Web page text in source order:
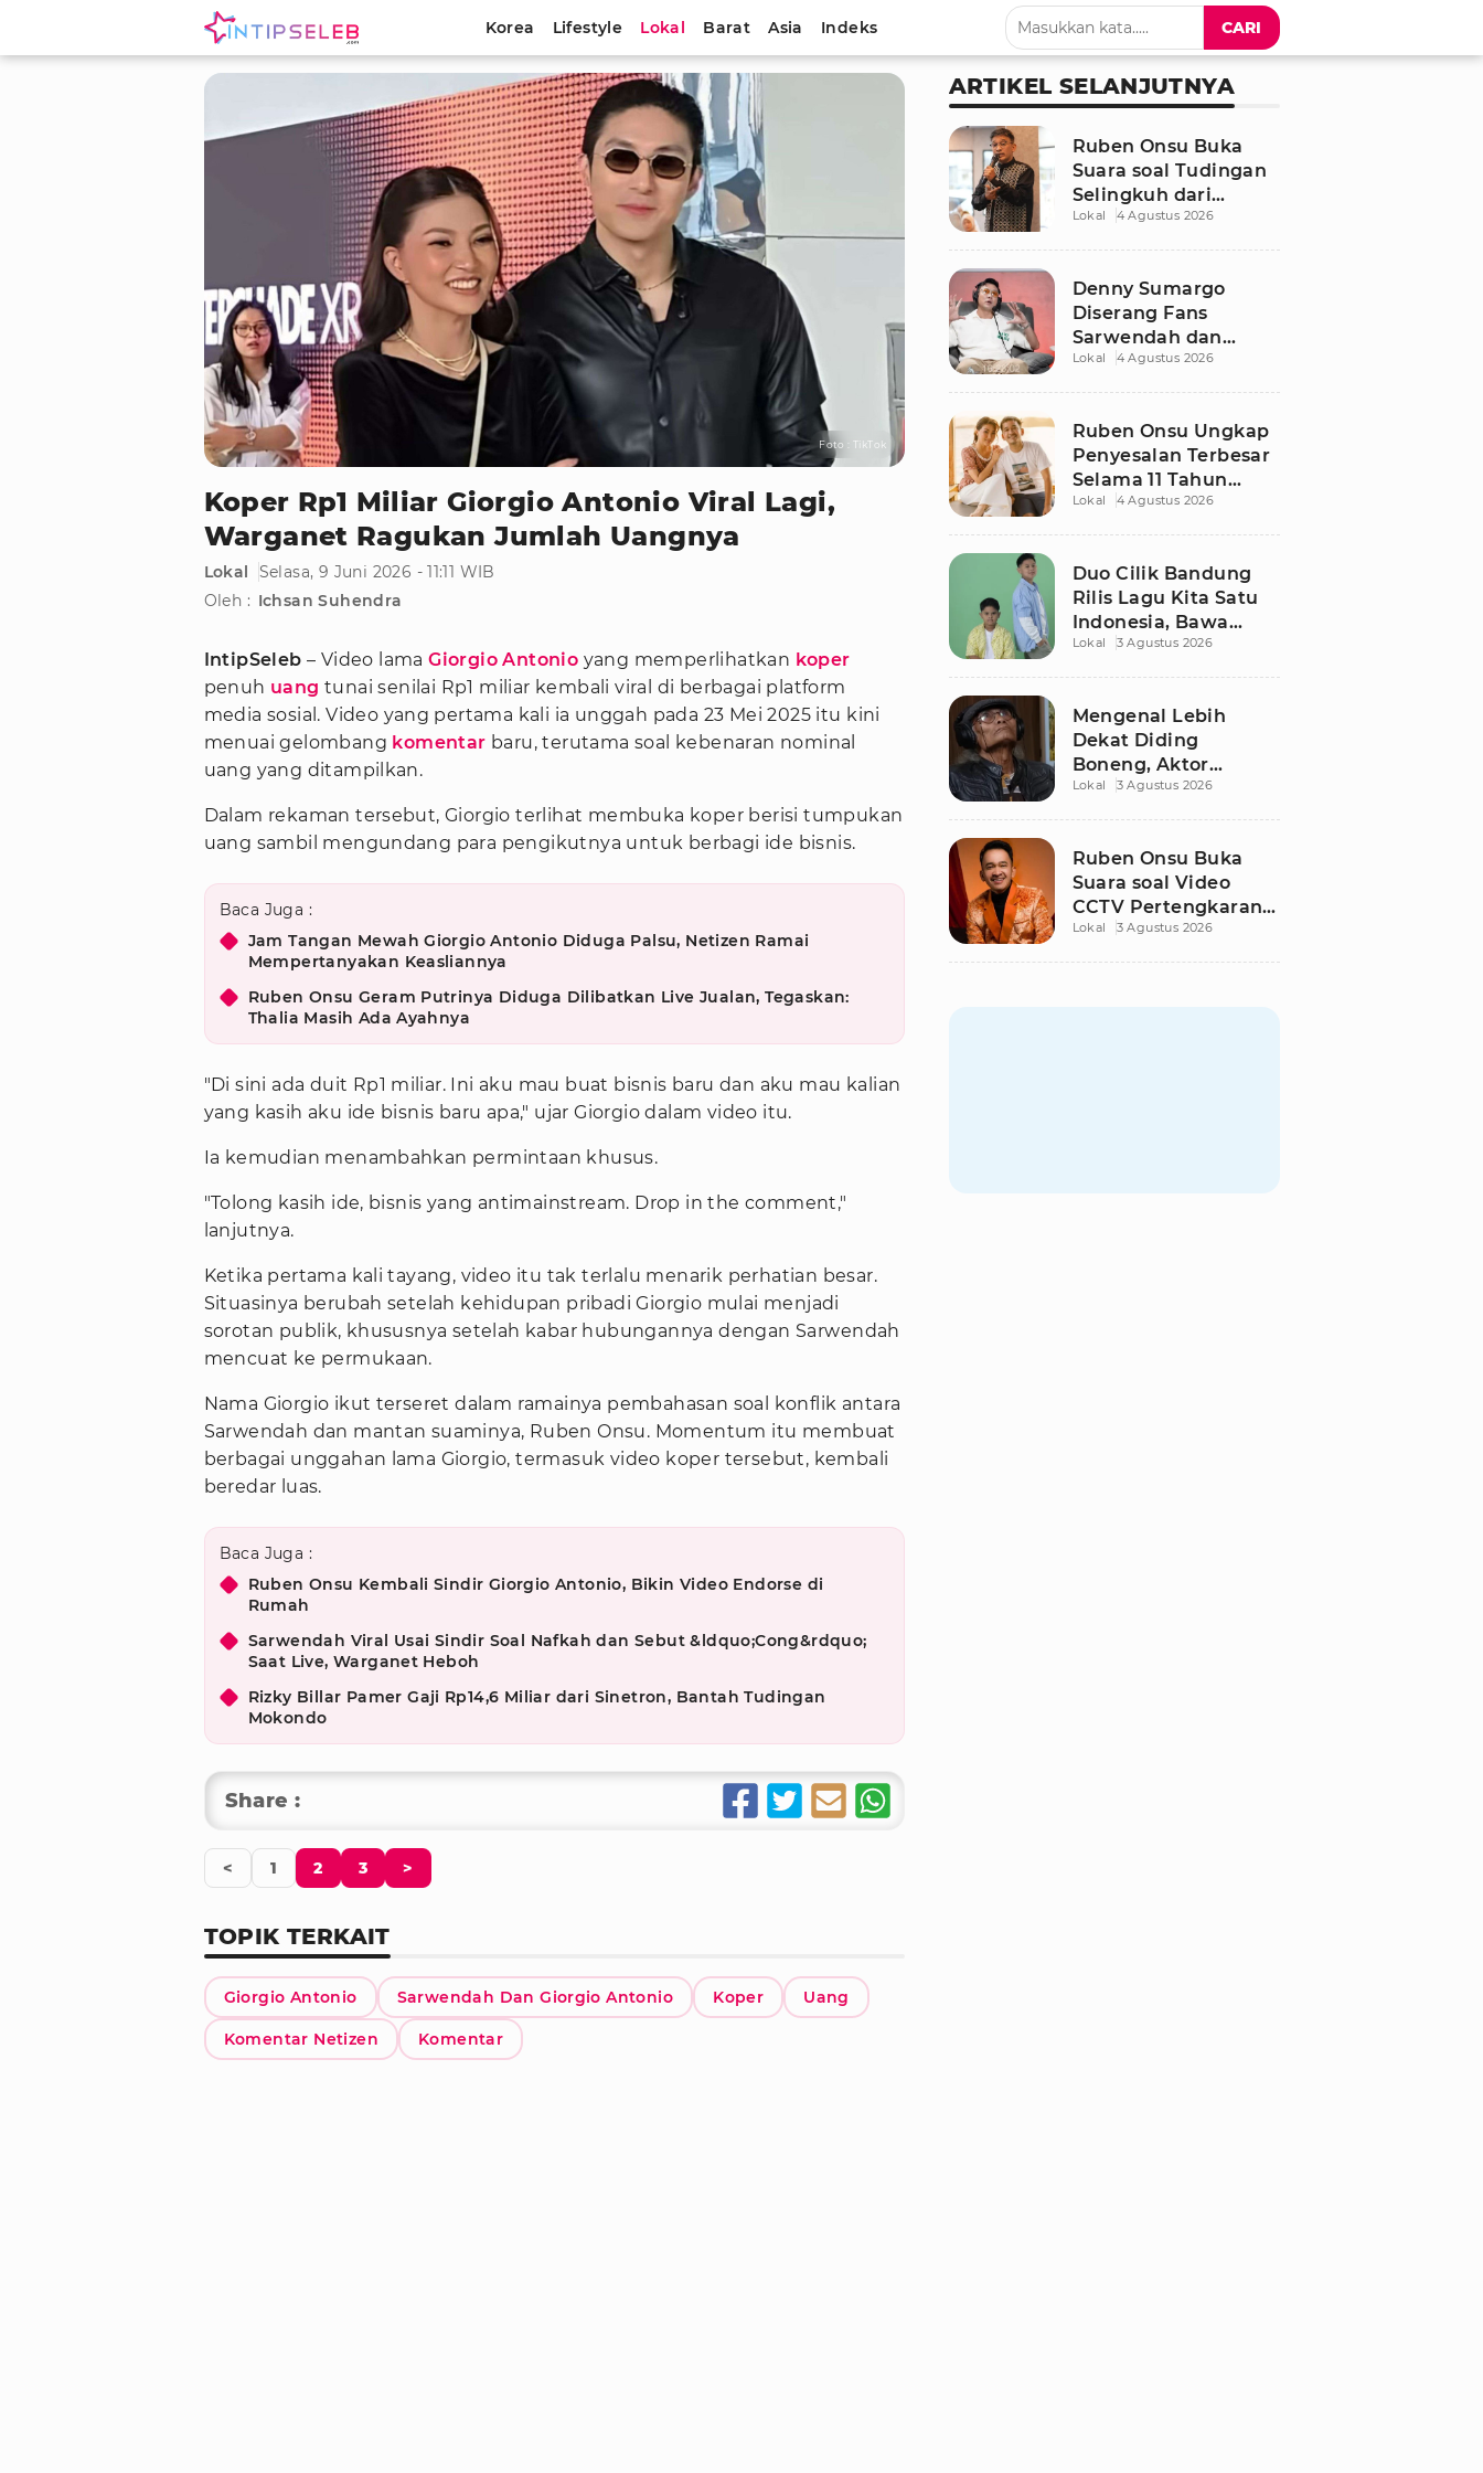
Korea Lifestyle Lokal Barat Asia Indeks CARI
Foto : TikTok
Koper Rp1 Miliar Giorgio Antonio Viral Lagi,
Warganet Ragukan Jumlah Uangnya
Lokal
Selasa, 9 Juni 2026 - 11:11 WIB
Oleh : Ichsan Suhendra
IntipSeleb – Video lamaGiorgio Antonio yang memperlihatkan koper
penuh uang tunai senilai Rp1 miliar kembali viral di berbagai platform
media sosial. Video yang pertama kali ia unggah pada 23 Mei 2025 itu kini
menuai gelombang komentar baru, terutama soal kebenaran nominal
uang yang ditampilkan.
Dalam rekaman tersebut, Giorgio terlihat membuka koper berisi tumpukan
uang sambil mengundang para pengikutnya untuk berbagi ide bisnis.
Baca Juga :
Jam Tangan Mewah Giorgio Antonio Diduga Palsu, Netizen Ramai
Mempertanyakan Keasliannya
Ruben Onsu Geram Putrinya Diduga Dilibatkan Live Jualan, Tegaskan:
Thalia Masih Ada Ayahnya
"Di sini ada duit Rp1 miliar. Ini aku mau buat bisnis baru dan aku mau kalian
yang kasih aku ide bisnis baru apa," ujar Giorgio dalam video itu.
Ia kemudian menambahkan permintaan khusus.
"Tolong kasih ide, bisnis yang antimainstream. Drop in the comment,"
lanjutnya.
Ketika pertama kali tayang, video itu tak terlalu menarik perhatian besar.
Situasinya berubah setelah kehidupan pribadi Giorgio mulai menjadi
sorotan publik, khususnya setelah kabar hubungannya dengan Sarwendah
mencuat ke permukaan.
Nama Giorgio ikut terseret dalam ramainya pembahasan soal konflik antara
Sarwendah dan mantan suaminya, Ruben Onsu. Momentum itu membuat
berbagai unggahan lama Giorgio, termasuk video koper tersebut, kembali
beredar luas.
Baca Juga :
Ruben Onsu Kembali Sindir Giorgio Antonio, Bikin Video Endorse di
Rumah
Sarwendah Viral Usai Sindir Soal Nafkah dan Sebut &ldquo;Cong&rdquo;
Saat Live, Warganet Heboh
Rizky Billar Pamer Gaji Rp14,6 Miliar dari Sinetron, Bantah Tudingan
Mokondo
Share :
< 1 2 3 >
TOPIK TERKAIT
Giorgio Antonio Sarwendah Dan Giorgio Antonio Koper Uang
Komentar Netizen Komentar
ARTIKEL SELANJUTNYA
Ruben Onsu Buka
Suara soal Tudingan
Selingkuh dari
Sarwendah
Lokal 4 Agustus 2026
Denny Sumargo
Diserang Fans
Sarwendah dan
Ruben Onsu Usai
Lokal 4 Agustus 2026
Ruben Onsu Ungkap
Penyesalan Terbesar
Selama 11 Tahun
Nikahi Sarwendah
Lokal 4 Agustus 2026
Duo Cilik Bandung
Rilis Lagu Kita Satu
Indonesia, Bawa
Pesan Persatuan
Lokal 3 Agustus 2026
Mengenal Lebih
Dekat Diding
Boneng, Aktor
Legendaris yang
Lokal 3 Agustus 2026
Ruben Onsu Buka
Suara soal Video
CCTV Pertengkaran
dengan Sarwendah,
Lokal 3 Agustus 2026